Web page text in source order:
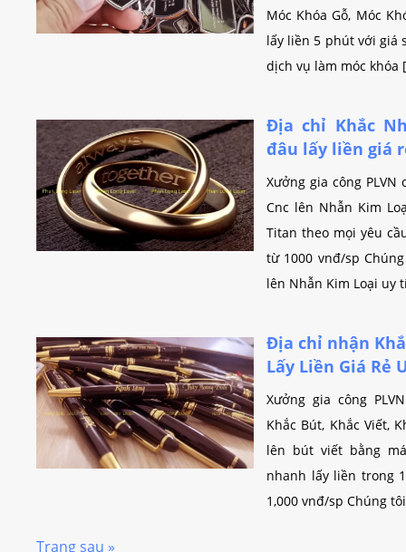
Móc Khóa Gỗ, Móc
lấy liền 5 phút với giá
dịch vụ làm móc khóa
Địa chỉ Khắc
đâu lấy liền giá
Xưởng gia công
Cnc lên Nhẫn Kim
Titan theo mọi yêu
từ 1000 vnđ/sp
lên Nhẫn Kim Loại uy
Địa chỉ nhận
Lấy Liền Giá Rẻ
Xưởng gia công
Khắc Bút, Khắc Viết,
lên bút viết bằng
nhanh lấy liền trong
1,000 vnđ/sp Chúng
Trang sau »